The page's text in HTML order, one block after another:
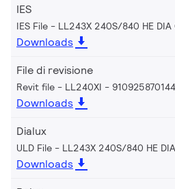
IES
IES File - LL243X 240S/840 HE DIA
Downloads
File di revisione
Revit file - LL240XI - 910925870144
Downloads
Dialux
ULD File - LL243X 240S/840 HE
Downloads